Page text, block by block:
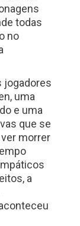
todas
no
jogadores
uma
e uma
que se
morrer
a